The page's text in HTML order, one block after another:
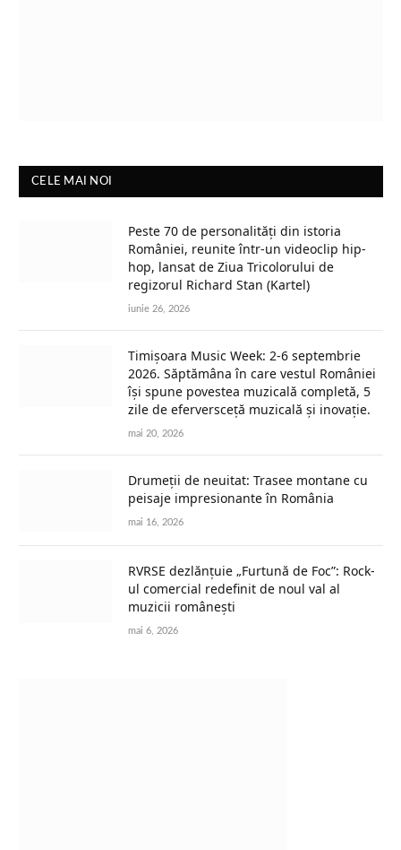
CELE MAI NOI
Peste 70 de personalități din istoria
României, reunite într-un videoclip hip-
hop, lansat de Ziua Tricolorului de
regizorul Richard Stan (Kartel)
iunie 26, 2026
Timișoara Music Week: 2-6 septembrie
2026. Săptămâna în care vestul României
își spune povestea muzicală completă, 5
zile de eferversceță muzicală și inovație.
mai 20, 2026
Drumeții de neuitat: Trasee montane cu
peisaje impresionante în România
mai 16, 2026
RVRSE dezlănțuie „Furtună de Foc”: Rock-
ul comercial redefinit de noul val al
muzicii românești
mai 6, 2026